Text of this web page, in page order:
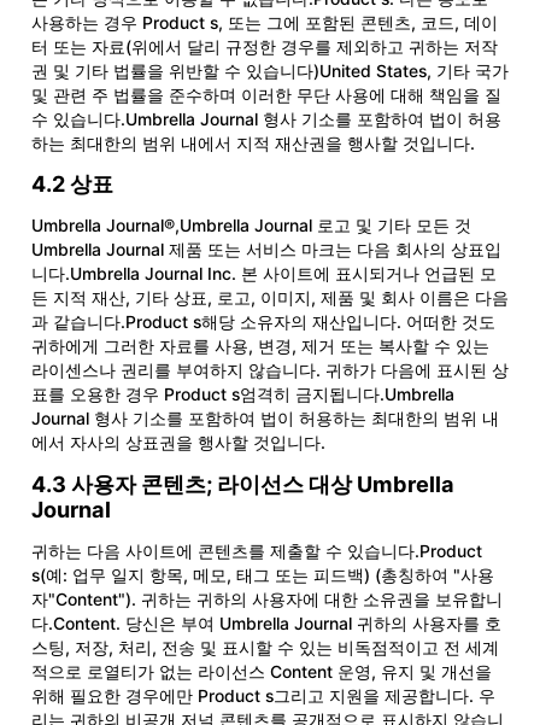
사용하는 경우 Product s, 또는 그에 포함된 콘텐츠, 코드, 데이
터 또는 자료(위에서 달리 규정한 경우를 제외하고 귀하는 저작
권 및 기타 법률을 위반할 수 있습니다)United States, 기타 국가
및 관련 주 법률을 준수하며 이러한 무단 사용에 대해 책임을 질
수 있습니다.Umbrella Journal 형사 기소를 포함하여 법이 허용
하는 최대한의 범위 내에서 지적 재산권을 행사할 것입니다.
4.2 상표
Umbrella Journal®,Umbrella Journal 로고 및 기타 모든 것
Umbrella Journal 제품 또는 서비스 마크는 다음 회사의 상표입
니다.Umbrella Journal Inc. 본 사이트에 표시되거나 언급된 모
든 지적 재산, 기타 상표, 로고, 이미지, 제품 및 회사 이름은 다음
과 같습니다.Product s해당 소유자의 재산입니다. 어떠한 것도
귀하에게 그러한 자료를 사용, 변경, 제거 또는 복사할 수 있는
라이센스나 권리를 부여하지 않습니다. 귀하가 다음에 표시된 상
표를 오용한 경우 Product s엄격히 금지됩니다.Umbrella
Journal 형사 기소를 포함하여 법이 허용하는 최대한의 범위 내
에서 자사의 상표권을 행사할 것입니다.
4.3 사용자 콘텐츠; 라이선스 대상 Umbrella
Journal
귀하는 다음 사이트에 콘텐츠를 제출할 수 있습니다.Product
s(예: 업무 일지 항목, 메모, 태그 또는 피드백) (총칭하여 "사용
자"Content"). 귀하는 귀하의 사용자에 대한 소유권을 보유합니
다.Content. 당신은 부여 Umbrella Journal 귀하의 사용자를 호
스팅, 저장, 처리, 전송 및 표시할 수 있는 비독점적이고 전 세계
적으로 로열티가 없는 라이선스 Content 운영, 유지 및 개선을
위해 필요한 경우에만 Product s그리고 지원을 제공합니다. 우
리는 귀하의 비공개 저널 콘텐츠를 공개적으로 표시하지 않습니